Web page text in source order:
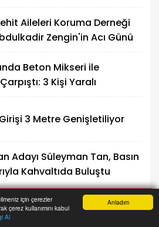
Anladım
için çerezler
çerez kullanımını kabul
Al
Aileleri Koruma Derneği
Zengin'in Acı Günü
Beton Mikseri ile
3 Kişi Yaralı
3 Metre Genişletiliyor
Adayı Süleyman Tan, Basın
Kahvaltıda Buluştu
Haber Ara İhbar Hattı Menu